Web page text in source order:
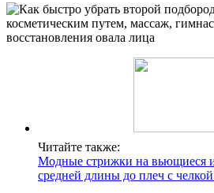
Читайте также:
Модные стрижки на вьющиеся
средней длины до плеч с